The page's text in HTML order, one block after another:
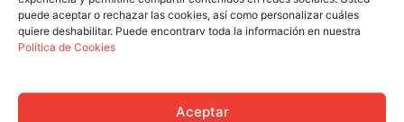
puede aceptar o rechazar las cookies, así como personalizar cuáles
quiere deshabilitar. Puede encontrarv toda la información en nuestra
Política de Cookies
Aceptar